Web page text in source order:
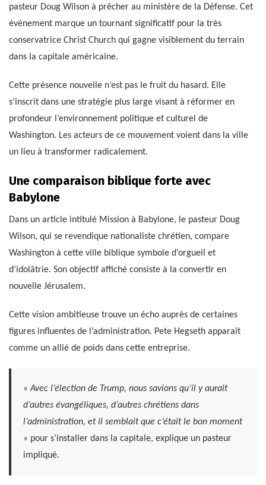
pasteur Doug Wilson à prêcher au ministère de la Défense. Cet
événement marque un tournant significatif pour la très
conservatrice Christ Church qui gagne visiblement du terrain
dans la capitale américaine.
Cette présence nouvelle n’est pas le fruit du hasard. Elle
s’inscrit dans une stratégie plus large visant à réformer en
profondeur l’environnement politique et culturel de
Washington. Les acteurs de ce mouvement voient dans la ville
un lieu à transformer radicalement.
Une comparaison biblique forte avec
Babylone
Dans un article intitulé Mission à Babylone, le pasteur Doug
Wilson, qui se revendique nationaliste chrétien, compare
Washington à cette ville biblique symbole d’orgueil et
d’idolâtrie. Son objectif affiché consiste à la convertir en
nouvelle Jérusalem.
Cette vision ambitieuse trouve un écho auprès de certaines
figures influentes de l’administration. Pete Hegseth apparaît
comme un allié de poids dans cette entreprise.
« Avec l’élection de Trump, nous savions qu’il y aurait
d’autres évangéliques, d’autres chrétiens dans
l’administration, et il semblait que c’était le bon moment
» pour s’installer dans la capitale, explique un pasteur
impliqué.